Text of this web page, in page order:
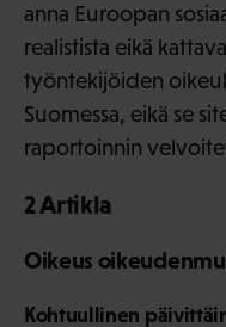
anna Euroopan
realistista eikä
työntekijöiden
Suomessa, eikä se
raportoinnin
2 Artikla
Oikeus
Kohtuullinen